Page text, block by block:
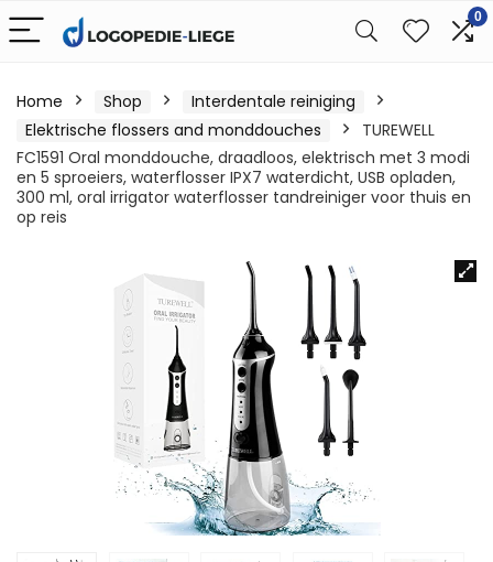
0
Home Shop
Interdentale reiniging
Elektrische flossers and monddouches
TUREWELL
FC1591 Oral monddouche, draadloos, elektrisch met 3 modi
en 5 sproeiers, waterflosser IPX7 waterdicht, USB opladen,
300 ml, oral irrigator waterflosser tandreiniger voor thuis en
op reis